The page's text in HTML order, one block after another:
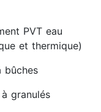
PVT eau
et thermique)
bûches
granulés